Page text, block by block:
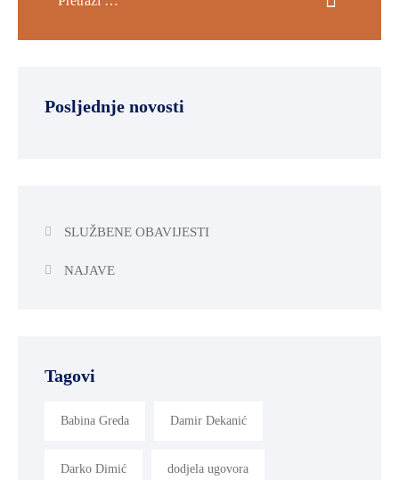
Posljednje novosti
SLUŽBENE OBAVIJESTI
NAJAVE
Tagovi
Babina Greda Damir Dekanić
Darko Dimić dodjela ugovora